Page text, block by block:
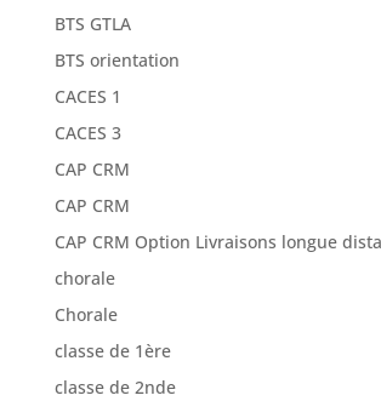
BTS GTLA
BTS orientation
CACES 1
CACES 3
CAP CRM
CAP CRM
CAP CRM Option Livraisons longue
chorale
Chorale
classe de 1ère
classe de 2nde